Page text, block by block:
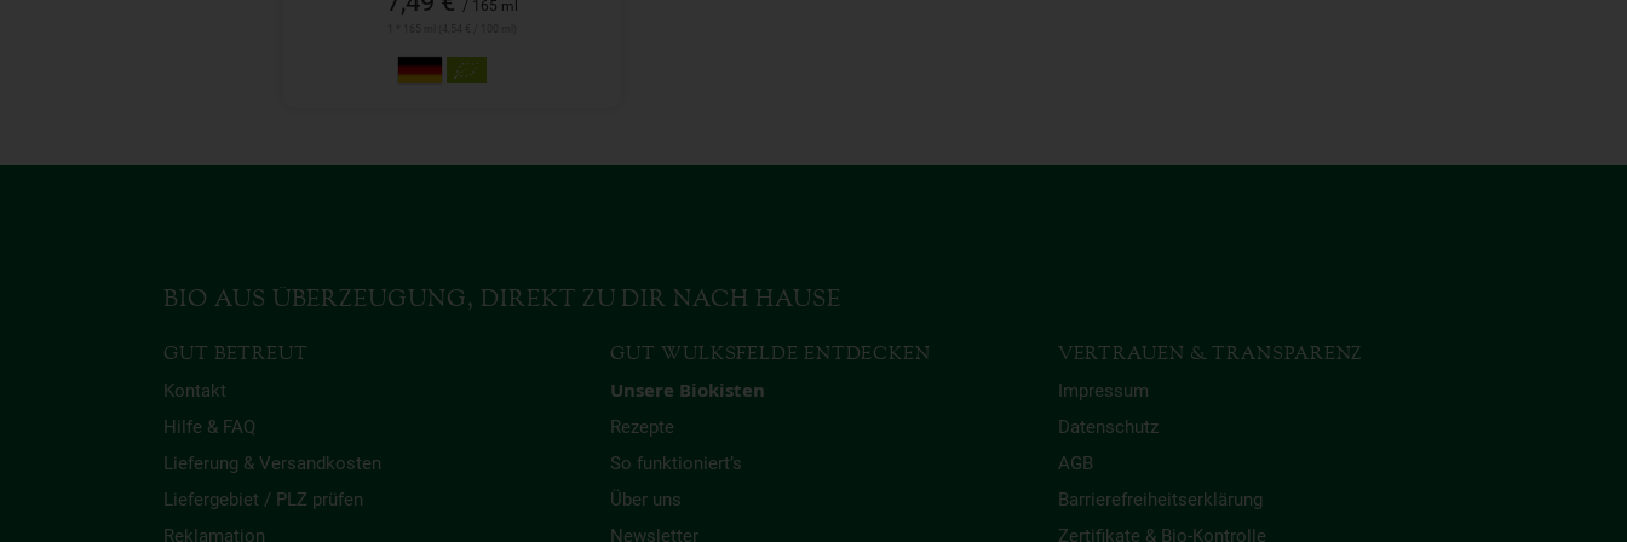
/ 165 ml
BIO AUS ÜBERZEUGUNG, DIREKT ZU DIR NACH HAUSE
GUT BETREUT
Kontakt
Hilfe & FAQ
Lieferung & Versandkosten
Liefergebiet / PLZ prüfen
Reklamation
GUT WULKSFELDE ENTDECKEN
Unsere Biokisten
Rezepte
So funktioniert’s
Über uns
Newsletter
VERTRAUEN & TRANSPARENZ
Impressum
Datenschutz
AGB
Barrierefreiheitserklärung
Zertifikate & Bio-Kontrolle